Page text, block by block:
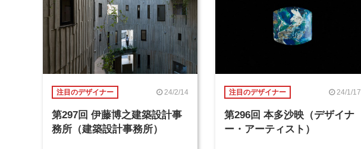
注目のデザイナー 24/2/14
第297回 伊藤博之建築設計事
務所（建築設計事務所）
注目のデザイナー 24/1/17
第296回 本多沙映（デザイナ
ー・アーティスト）